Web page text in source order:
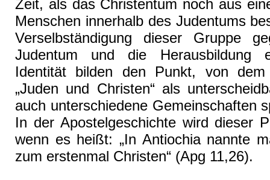
Zeit, als das Christentum noch aus
Menschen innerhalb des Judentums
Verselbständigung dieser Gruppe
Judentum und die Herausbildung
Identität bilden den Punkt, von
„Juden und Christen“ als
auch unterschiedene Gemeinschaften
In der Apostelgeschichte wird dieser
wenn es heißt: „In Antiochia nannte
zum erstenmal Christen“ (Apg 11,26).